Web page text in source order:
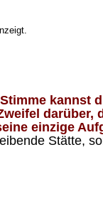
kannst
einzige
Stätte,